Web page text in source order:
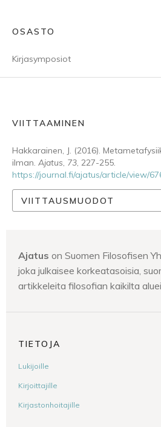
OSASTO
Kirjasymposiot
VIITTAAMINEN
Hakkarainen, J. (2016).
ilman. Ajatus, 73, 227-255.
https://journal.fi/ajatus/article/view/
VIITTAUSMUODOT
Ajatus on Suomen Filosofisen
joka julkaisee korkeatasoisia,
artikkeleita filosofian kaikilta
TIETOJA
Lukijoille
Kirjoittajille
Kirjastonhoitajille